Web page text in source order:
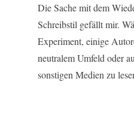
Die Sache mit dem
Schreibstil gefällt mir.
Experiment, einige
neutralem Umfeld oder
sonstigen Medien zu